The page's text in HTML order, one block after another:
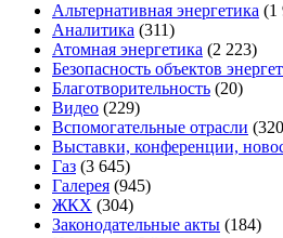
Альтернативная энергетика (1
Аналитика (311)
Атомная энергетика (2 223)
Безопасность объектов
Благотворительность (20)
Видео (229)
Вспомогательные отрасли
Выставки, конференции,
Газ (3 645)
Галерея (945)
ЖКХ (304)
Законодательные акты (184)